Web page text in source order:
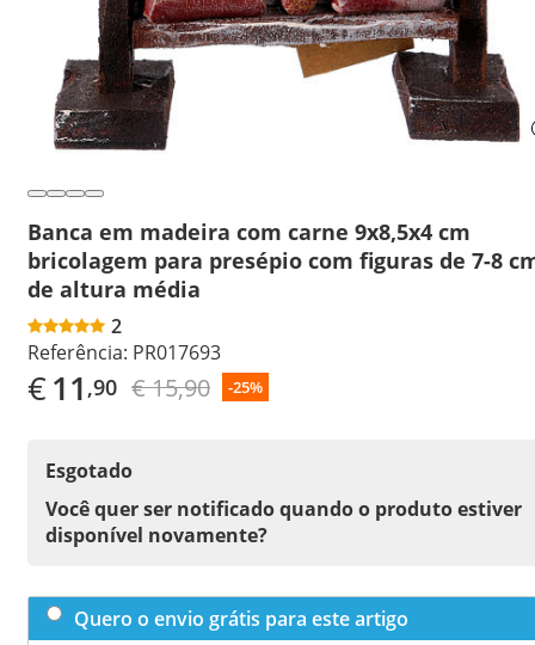
Banca em madeira com carne 9x8,5x4 cm
bricolagem para presépio com figuras de 7-8
de altura média
2
Referência: PR017693
€11 ,90 € 15,90 -25%
Esgotado
Você quer ser notificado quando o produto estiver
disponível novamente?
Quero o envio grátis para este artigo